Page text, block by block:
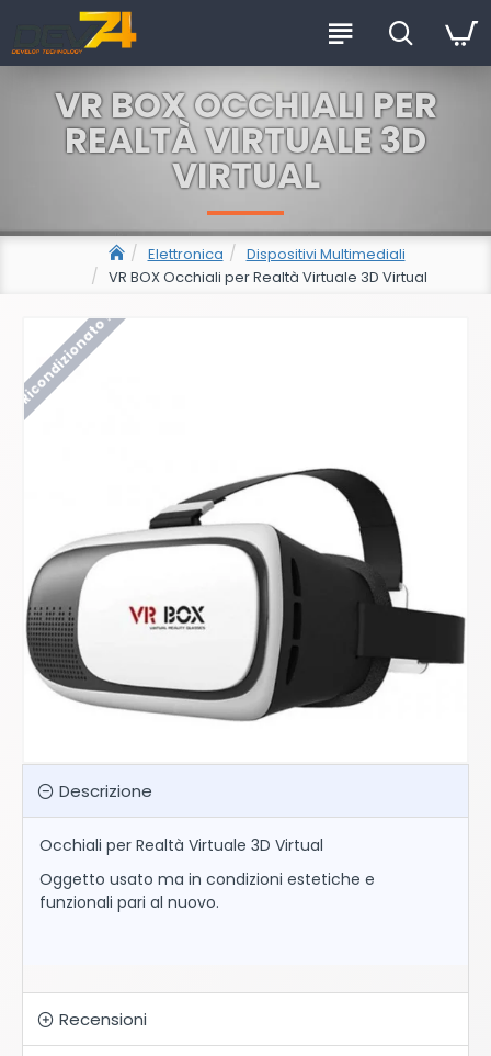
Elettronica
Dispositivi Multimediali
VR BOX Occhiali per Realtà Virtuale 3D Virtual
VR BOX OCCHIALI PER
REALTÀ VIRTUALE 3D
VIRTUAL
Ricondizionato !
Descrizione
Occhiali per Realtà Virtuale 3D Virtual
Oggetto usato ma in condizioni estetiche e
funzionali pari al nuovo.
Recensioni